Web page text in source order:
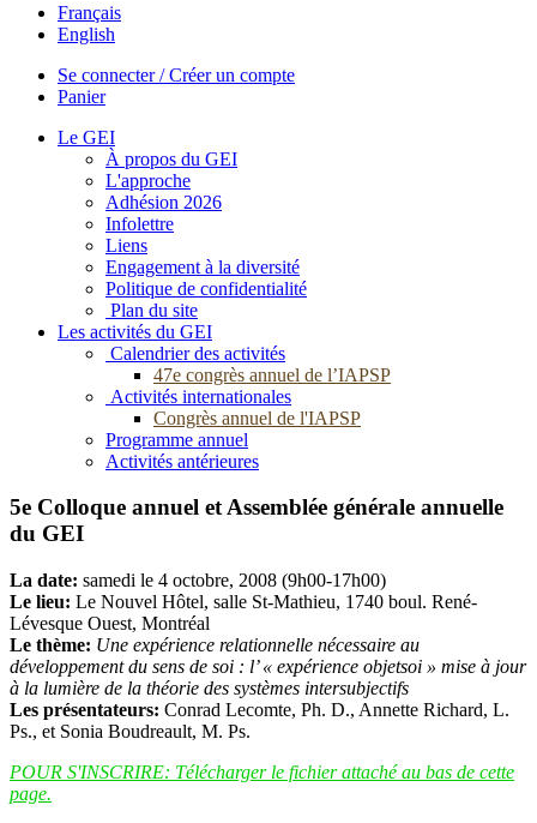
Français
English
Se connecter / Créer un compte
Panier
Le GEI
À propos du GEI
L'approche
Adhésion 2026
Infolettre
Liens
Engagement à la diversité
Politique de confidentialité
Plan du site
Les activités du GEI
Calendrier des activités
47e congrès annuel de l’IAPSP
Activités internationales
Congrès annuel de l'IAPSP
Programme annuel
Activités antérieures
5e Colloque annuel et Assemblée générale annuelle
du GEI
La date: samedi le 4 octobre, 2008 (9h00-17h00)
Le lieu: Le Nouvel Hôtel, salle St-Mathieu, 1740 boul. René-
Lévesque Ouest, Montréal
Le thème: Une expérience relationnelle nécessaire au
développement du sens de soi : l’ « expérience objetsoi » mise à jour
à la lumière de la théorie des systèmes intersubjectifs
Les présentateurs: Conrad Lecomte, Ph. D., Annette Richard, L.
Ps., et Sonia Boudreault, M. Ps.
POUR S'INSCRIRE: Télécharger le fichier attaché au bas de cette
page.